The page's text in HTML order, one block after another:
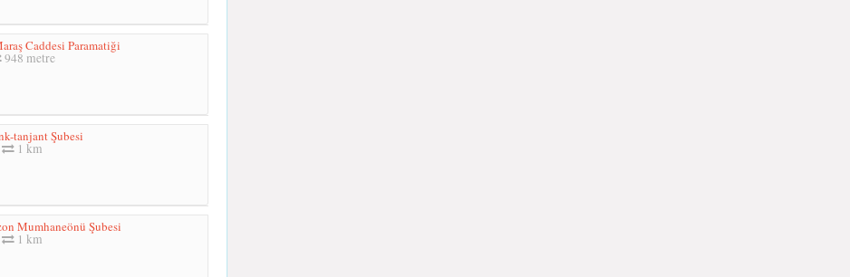
Caddesi Paramatiği
948 metre
tanjant Şubesi
1 km
Mumhaneönü Şubesi
1 km